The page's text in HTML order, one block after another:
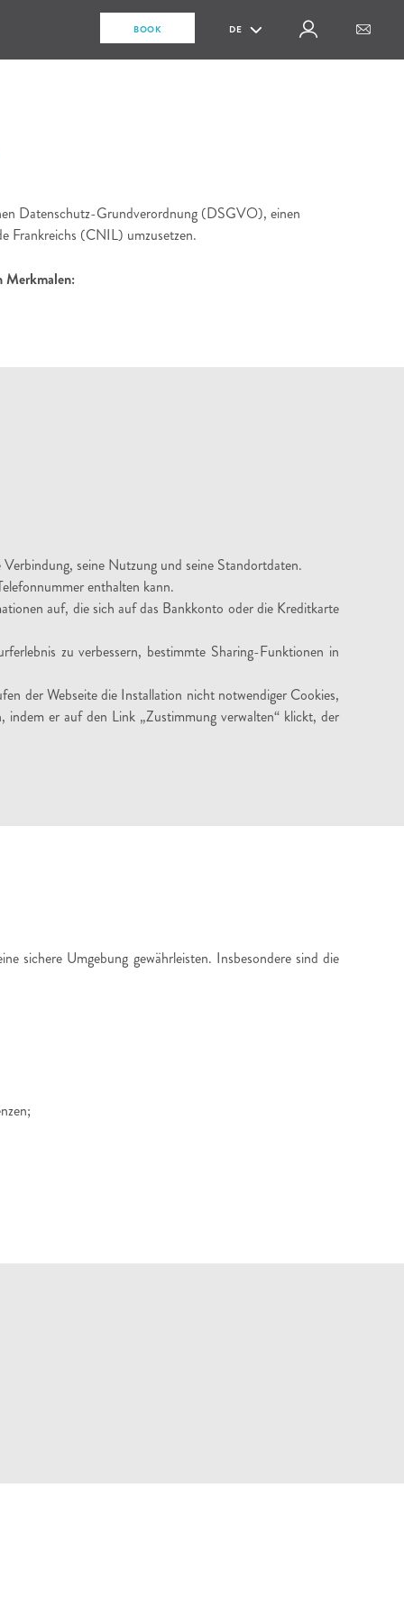
BOOK DE
Datenschutz-Grundverordnung (DSGVO), einen
Frankreichs (CNIL) umzusetzen.
Merkmalen:
seine Nutzung und seine Standortdaten.
enthalten kann.
auf, die sich auf das Bankkonto oder die Kreditkarte
zu verbessern, bestimmte Sharing-Funktionen in
der Webseite die Installation nicht notwendiger Cookies,
er auf den Link „Zustimmung verwalten“ klickt, der
sichere Umgebung gewährleisten. Insbesondere sind die